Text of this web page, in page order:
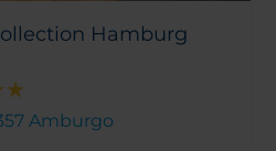
Hamburg
Amburgo